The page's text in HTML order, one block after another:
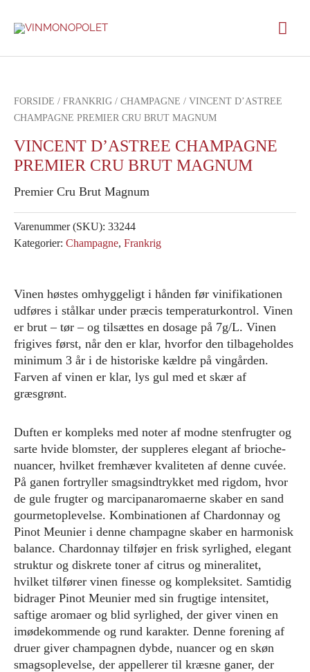
FORSIDE / FRANKRIG / CHAMPAGNE / VINCENT D’ASTREE
CHAMPAGNE PREMIER CRU BRUT MAGNUM
VINCENT D’ASTREE CHAMPAGNE
PREMIER CRU BRUT MAGNUM
Premier Cru Brut Magnum
Varenummer (SKU): 33244
Kategorier: Champagne, Frankrig
Vinen høstes omhyggeligt i hånden før vinifikationen
udføres i stålkar under præcis temperaturkontrol. Vinen
er brut – tør – og tilsættes en dosage på 7g/L. Vinen
frigives først, når den er klar, hvorfor den tilbageholdes
minimum 3 år i de historiske kældre på vingården.
Farven af vinen er klar, lys gul med et skær af
græsgrønt.
Duften er kompleks med noter af modne stenfrugter og
sarte hvide blomster, der suppleres elegant af brioche-
nuancer, hvilket fremhæver kvaliteten af denne cuvée.
På ganen fortryller smagsindtrykket med rigdom, hvor
de gule frugter og marcipanaromaerne skaber en sand
gourmetoplevelse. Kombinationen af Chardonnay og
Pinot Meunier i denne champagne skaber en harmonisk
balance. Chardonnay tilføjer en frisk syrlighed, elegant
struktur og diskrete toner af citrus og mineralitet,
hvilket tilfører vinen finesse og kompleksitet. Samtidig
bidrager Pinot Meunier med sin frugtige intensitet,
saftige aromaer og blid syrlighed, der giver vinen en
imødekommende og rund karakter. Denne forening af
druer giver champagnen dybde, nuancer og en skøn
smagsoplevelse, der appellerer til kræsne ganer, der